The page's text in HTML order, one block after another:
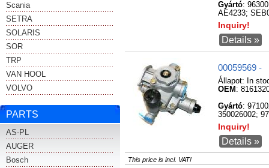
Scania
SETRA
SOLARIS
SOR
TRP
VAN HOOL
VOLVO
PARTS
AS-PL
AUGER
Bosch
Gyártó:
AE4233;
Inquiry!
Details »
00059569 -
Állapot:
In
OEM :
Gyártó:
350026002;
Inquiry!
Details »
This price is incl. VAT!